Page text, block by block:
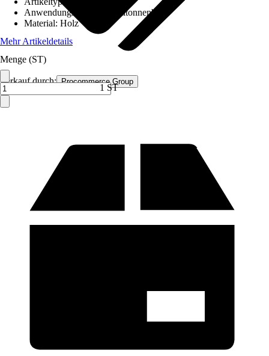
Verkauf durch: Procommerce Group
Anwendungsbereich
Mülltonnenbox
Material: Holz
Mehr Artikeldetails
Menge (ST)
1 ST